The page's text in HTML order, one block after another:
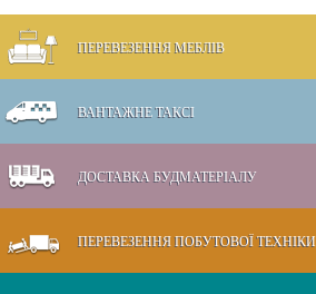
ПЕРЕВЕЗЕННЯ МЕБЛІВ
ВАНТАЖНЕ ТАКСІ
ДОСТАВКА БУДМАТЕРІАЛУ
ПЕРЕВЕЗЕННЯ ПОБУТОВОЇ ТЕХНІКИ